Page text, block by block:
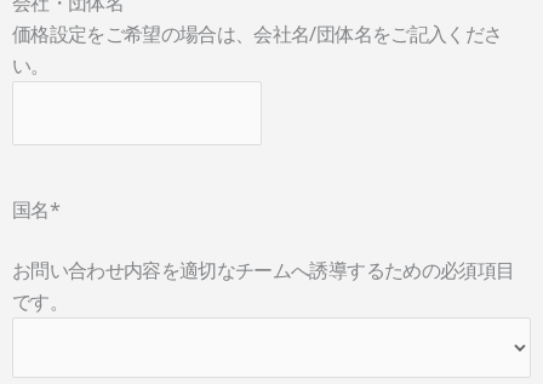
価格設定をご希望の場合は、会社名/団体名をご記入くださ
い。
国名*
お問い合わせ内容を適切なチームへ誘導するための必須項目
です。